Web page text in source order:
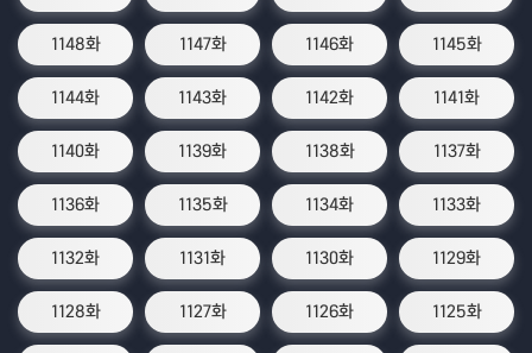
1148화 1147화 1146화 1145화
1144화 1143화 1142화 1141화
1140화 1139화 1138화 1137화
1136화 1135화 1134화 1133화
1132화 1131화 1130화 1129화
1128화 1127화 1126화 1125화